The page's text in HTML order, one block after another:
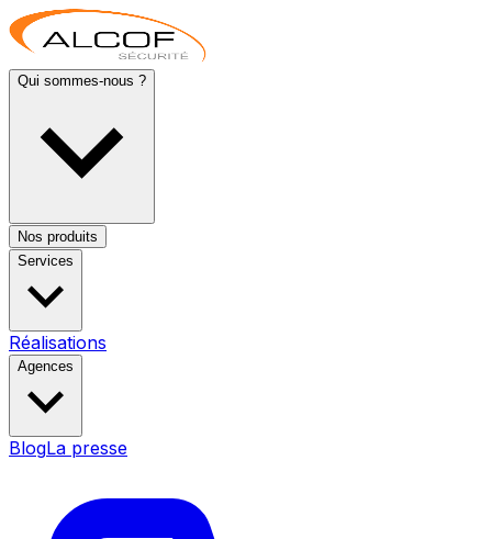
Qui sommes-nous ?
Nos produits
Services
Réalisations
Agences
BlogLa presse